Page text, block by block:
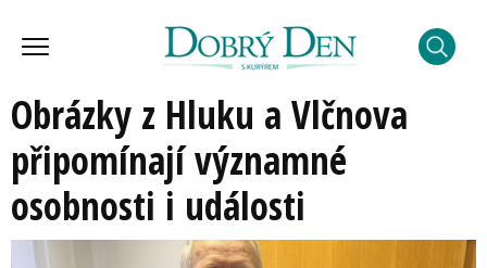
Obrázky z Hluku a Vlčnova
připomínají významné
osobnosti i události